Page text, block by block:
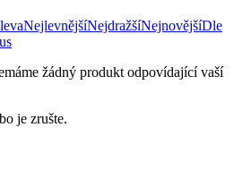
NejlevnějšíNejdražšíNejnovějšíDle
žádný produkt odpovídající vaší
je zrušte.